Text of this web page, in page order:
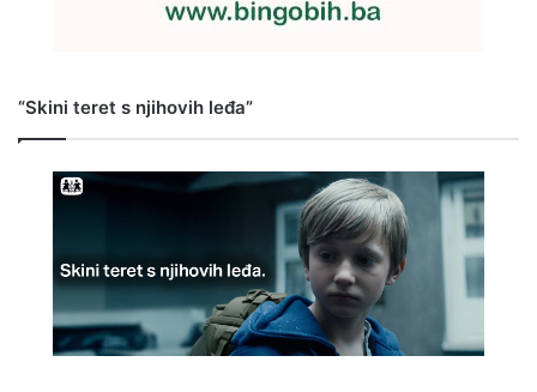
“Skini teret s njihovih leđa”